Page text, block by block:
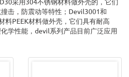
击，防震动等特性；Devil3001和
料PEEK材料做外壳，它们具有耐高
学性能，devil系列产品目前广泛应用